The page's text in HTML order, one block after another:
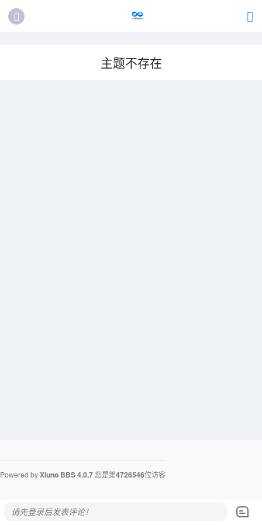
主题不存在
Powered byXiuno BBS4.0.7您是第4726546位访客
请先登录后发表评论！